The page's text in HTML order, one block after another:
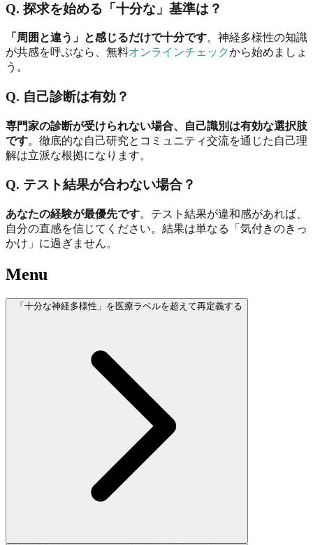
Q. 探求を始める「十分な」基準は？
「周囲と違う」と感じるだけで十分です。神経多様性の知識
が共感を呼ぶなら、無料オンラインチェックから始めましょ
う。
Q. 自己診断は有効？
専門家の診断が受けられない場合、自己識別は有効な選択肢
です。徹底的な自己研究とコミュニティ交流を通じた自己理
解は立派な根拠になります。
Q. テスト結果が合わない場合？
あなたの経験が最優先です。テスト結果が違和感があれば、
自分の直感を信じてください。結果は単なる「気付きのきっ
かけ」に過ぎません。
Menu
「十分な神経多様性」を医療ラベルを超えて再定義する